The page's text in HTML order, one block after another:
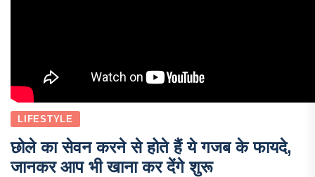
LIFESTYLE
छोले का सेवन करने से होते हैं ये गजब के फायदे,
जानकर आप भी खाना कर देंगे शुरू